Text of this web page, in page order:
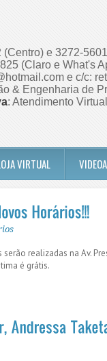
(Centro) e 3272-
(Claro e What's
e c/c:
& Engenharia de
: Atendimento Virtual
VIRTUAL
realizadas na Av.
é grátis.